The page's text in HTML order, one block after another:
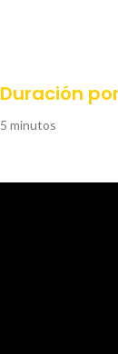
Duración
5 minutos